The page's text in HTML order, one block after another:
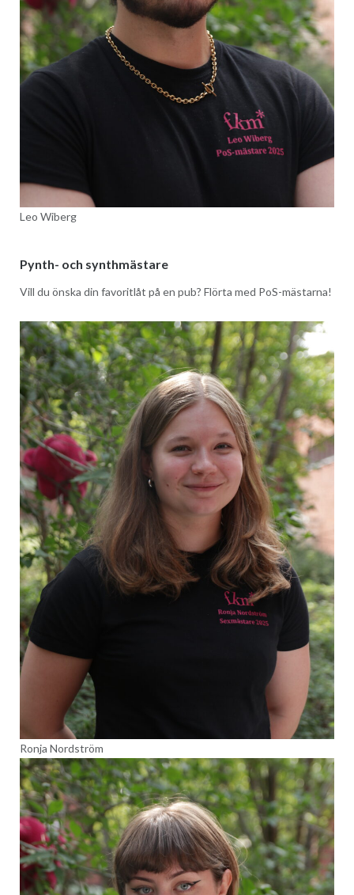
Leo Wiberg
Pynth- och synthmästare
Vill du önska din favoritlåt på en pub? Flörta med PoS-mästarna!
Ronja Nordström